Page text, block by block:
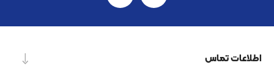
اطلاعات تماس